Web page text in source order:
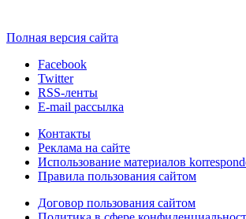
Полная версия сайта
Facebook
Twitter
RSS-ленты
E-mail рассылка
Контакты
Реклама на сайте
Использование материалов
Правила пользования сайтом
Договор пользования сайтом